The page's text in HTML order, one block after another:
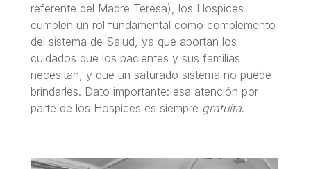
referente del Madre Teresa), los Hospices
cumplen un rol fundamental como complemento
del sistema de Salud, ya que aportan los
cuidados que los pacientes y sus familias
necesitan, y que un saturado sistema no puede
brindarles. Dato importante: esa atención por
parte de los Hospices es siempre gratuita.